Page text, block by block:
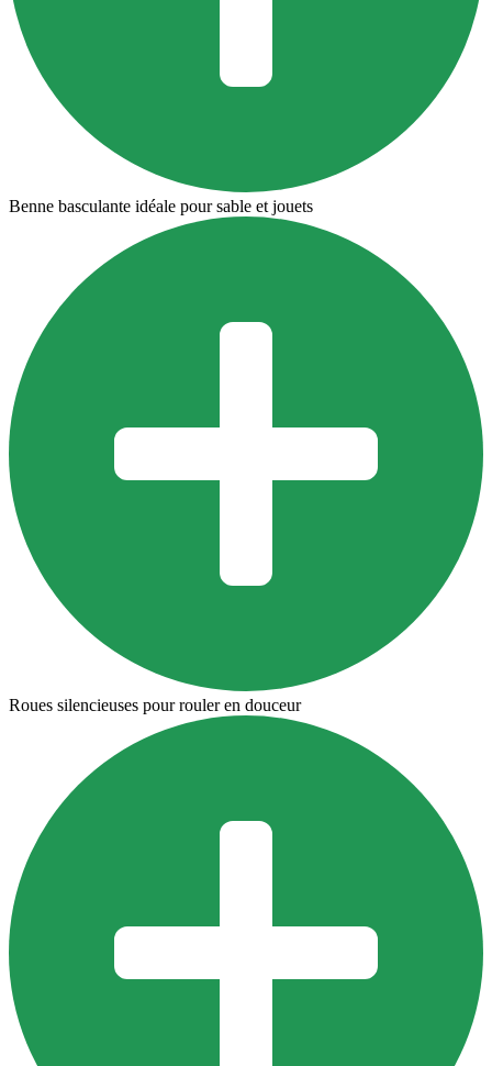
Benne basculante idéale pour sable et jouets
Roues silencieuses pour rouler en douceur